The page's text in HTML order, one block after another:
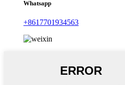
Whatsapp
+8617701934563